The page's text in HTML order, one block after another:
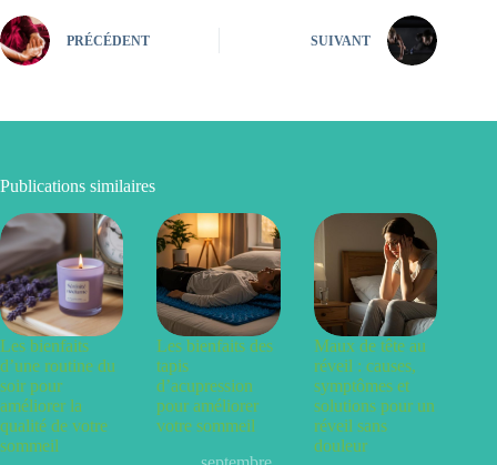
PRÉCÉDENT SUIVANT
Publications similaires
Les bienfaits
d’une routine du
soir pour
améliorer la
qualité de votre
sommeil
Les bienfaits des
tapis
d’acupression
pour améliorer
votre sommeil
Maux de tête au
réveil : causes,
symptômes et
solutions pour un
réveil sans
douleur